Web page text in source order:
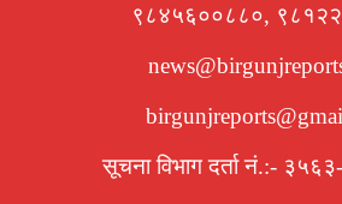
९८४५६००८८०,
सूचना विभाग दर्ता नं.:-